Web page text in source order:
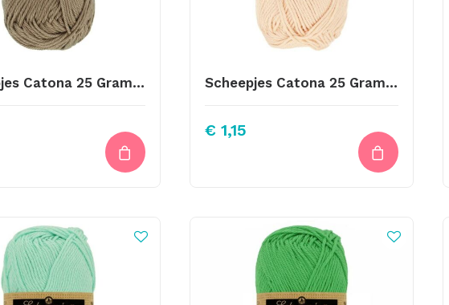
Scheepjes Catona 25 Gram Kleur 254 Scheepjes Catona 25 Gram Kleur 255
€ 1,15